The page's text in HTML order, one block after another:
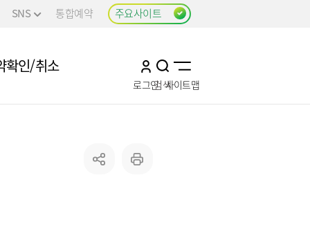
SNS 통합예약 주요사이트
확인/취소